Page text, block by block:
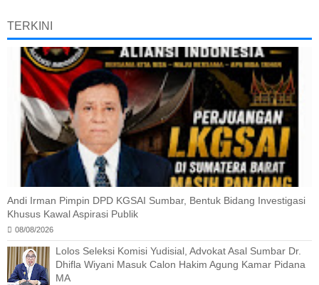
TERKINI
Andi Irman Pimpin DPD KGSAI Sumbar, Bentuk Bidang Investigasi
Khusus Kawal Aspirasi Publik
08/08/2026
Lolos Seleksi Komisi Yudisial, Advokat Asal Sumbar Dr.
Dhifla Wiyani Masuk Calon Hakim Agung Kamar Pidana
MA